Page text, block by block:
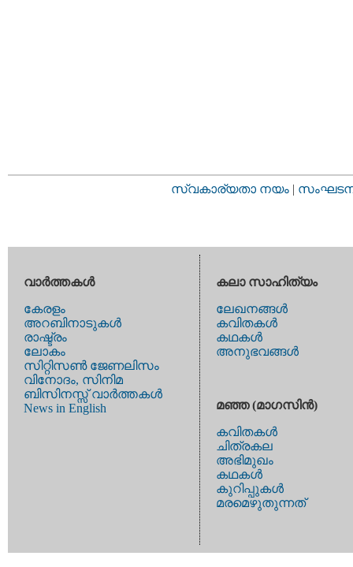
സ്വകാര്യതാ നയം |
വാര്‍ത്തകള്‍
കേരളം
അറബിനാടുകള്‍
രാഷ്ട്രം
ലോകം
സിറ്റിസണ്‍ ജേണലിസം
വിനോദം, സിനിമ
ബിസിനസ്സ് വാര്‍ത്തകള്‍
News in English
കലാ സാഹിത്യം
ലേഖനങ്ങള്‍
കവിതകള്‍
കഥകള്‍
അനുഭവങ്ങള്‍
മഞ്ഞ (മാഗസിന്‍)
കവിതകള്‍
ചിത്രകല
അഭിമുഖം
കഥകള്‍
കുറിപ്പുകള്‍
മരമെഴുതുന്നത്